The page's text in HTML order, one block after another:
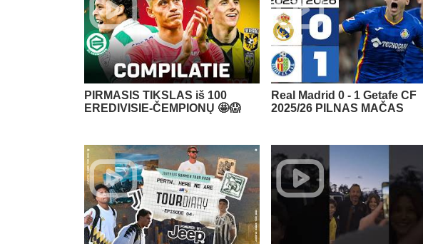
PIRMASIS TIKSLAS iš 100
EREDIVISIE-ČEMPIONŲ 🤩😱
Real Madrid 0 - 1 Getafe CF
2025/26 PILNAS MAČAS